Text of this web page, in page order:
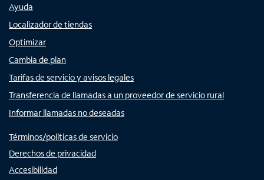
Ayuda
Localizador de tiendas
Optimizar
Cambia de plan
Tarifas de servicio y avisos legales
Transferencia de llamadas a un proveedor de servicio rural
Informar llamadas no deseadas
Términos/políticas de servicio
Derechos de privacidad
Accesibilidad